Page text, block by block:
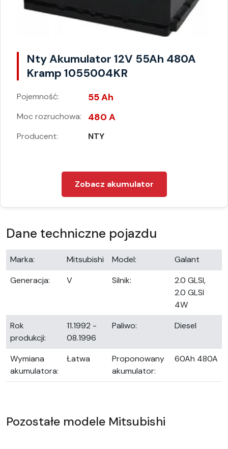
Nty Akumulator 12V 55Ah 480A
Kramp 1055004KR
Pojemność: 55 Ah
Moc rozruchowa: 480 A
Producent: NTY
Zobacz akumulator
Dane techniczne pojazdu
Marka: Mitsubishi Model:
Galant
Generacja:
V Silnik:
2.0 GLSI,
2.0 GLSI
4W
Rok
produkcji:
11.1992 -
08.1996
Paliwo: Diesel
Wymiana
akumulatora:
Łatwa
Proponowany
akumulator:
60Ah 480A
Pozostałe modele Mitsubishi